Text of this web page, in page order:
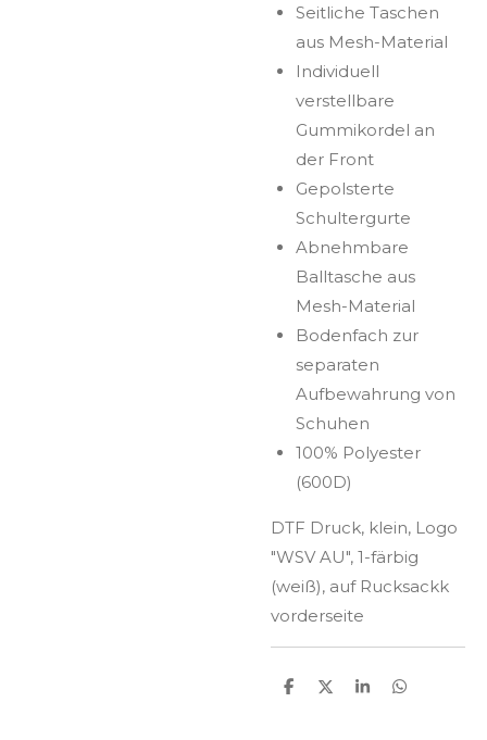
Seitliche Taschen
aus Mesh-Material
Individuell
verstellbare
Gummikordel an
der Front
Gepolsterte
Schultergurte
Abnehmbare
Balltasche aus
Mesh-Material
Bodenfach zur
separaten
Aufbewahrung von
Schuhen
100% Polyester
(600D)
DTF Druck, klein, Logo
"WSV AU", 1-färbig
(weiß), auf Rucksackk
vorderseite
T
T
T
T